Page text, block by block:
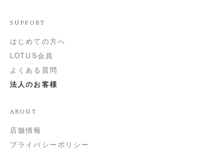
SUPPORT
はじめての方へ
LOTUS会員
よくある質問
法人のお客様
ABOUT
店舗情報
プライバシーポリシー